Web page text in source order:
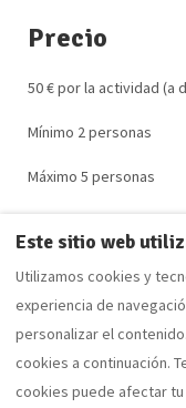
Precio
50 € por la actividad (a
Mínimo 2 personas
Máximo 5 personas
Opiniones Mapa
Política de cookies
Este sitio web
Utilizamos cookies y
experiencia de
personalizar el
cookies a continuación.
cookies puede afectar